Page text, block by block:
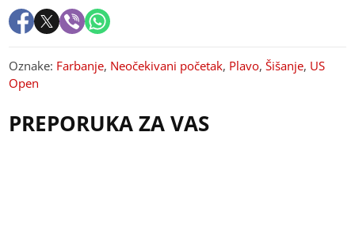
Oznake: Farbanje, Neočekivani početak, Plavo,Šišanje, US
Open
PREPORUKA ZA VAS